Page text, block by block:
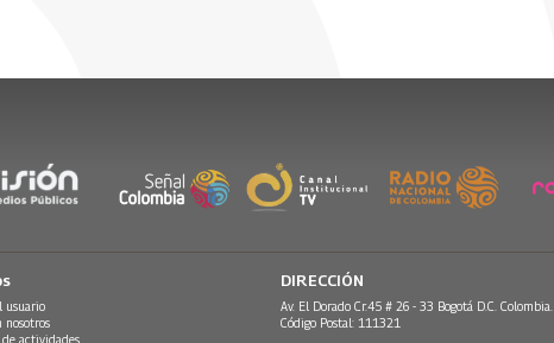
usuario
nosotros
actividades
DIRECCIÓN
Av. El Dorado Cr.45 # 26 - 33 Bogotá D.C. Colombia.
Código Postal: 111321